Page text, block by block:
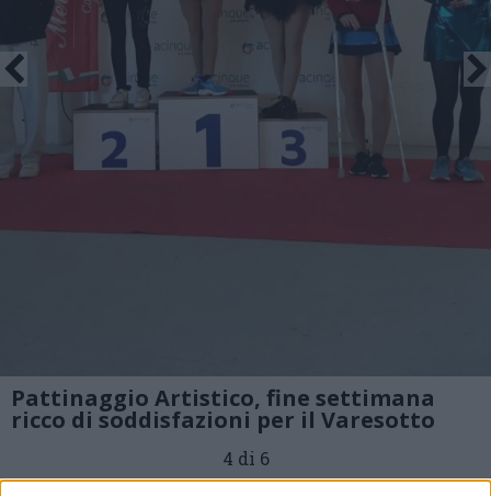
Pattinaggio Artistico, fine settimana
ricco di soddisfazioni per il Varesotto
4 di 6